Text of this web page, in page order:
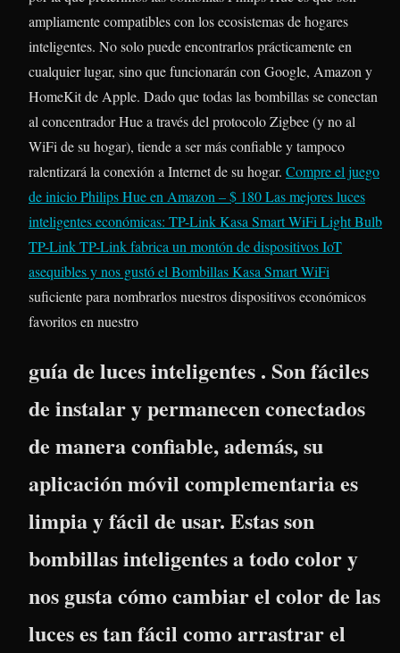
ampliamente compatibles con los ecosistemas de hogares
inteligentes. No solo puede encontrarlos prácticamente en
cualquier lugar, sino que funcionarán con Google, Amazon y
HomeKit de Apple. Dado que todas las bombillas se conectan
al concentrador Hue a través del protocolo Zigbee (y no al
WiFi de su hogar), tiende a ser más confiable y tampoco
ralentizará la conexión a Internet de su hogar. Compre el juego
de inicio Philips Hue en Amazon – $ 180Las mejores luces
inteligentes económicas: TP-Link Kasa Smart WiFi Light Bulb
TP-LinkTP-Link fabrica un montón de dispositivos IoT
asequibles y nos gustó el Bombillas Kasa Smart WiFi
suficiente para nombrarlos nuestros dispositivos económicos
favoritos en nuestro
guía de luces inteligentes . Son fáciles
de instalar y permanecen conectados
de manera confiable, además, su
aplicación móvil complementaria es
limpia y fácil de usar. Estas son
bombillas inteligentes a todo color y
nos gusta cómo cambiar el color de las
luces es tan fácil como arrastrar el